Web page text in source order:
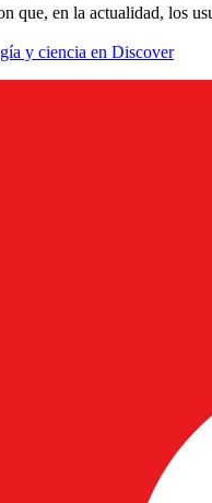
que, en la actualidad, los
y ciencia en Discover